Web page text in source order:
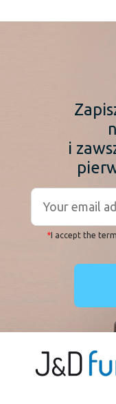
i
*I accept the